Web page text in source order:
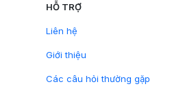
HỖ TRỢ
Liên hệ
Giới thiệu
Các câu hỏi thường gặp